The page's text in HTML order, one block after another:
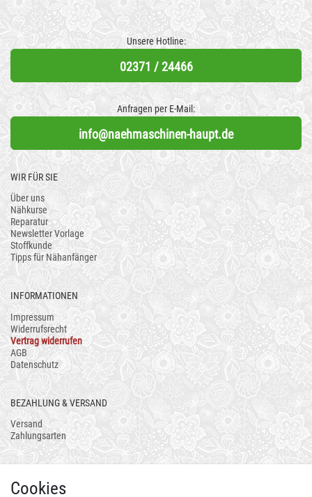
Unsere Hotline:
02371 / 24466
Anfragen per E-Mail:
info@naehmaschinen-haupt.de
WIR FÜR SIE
Über uns
Nähkurse
Reparatur
Newsletter Vorlage
Stoffkunde
Tipps für Nähanfänger
INFORMATIONEN
Impressum
Widerrufsrecht
Vertrag widerrufen
AGB
Datenschutz
BEZAHLUNG & VERSAND
Versand
Zahlungsarten
Cookies